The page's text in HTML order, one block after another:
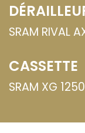
SRAM RIVAL
CASSETTE
SRAM XG